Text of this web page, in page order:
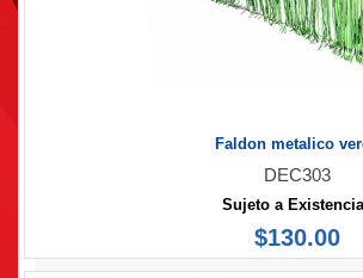
Faldon metalico
DEC303
Sujeto a
$130.00